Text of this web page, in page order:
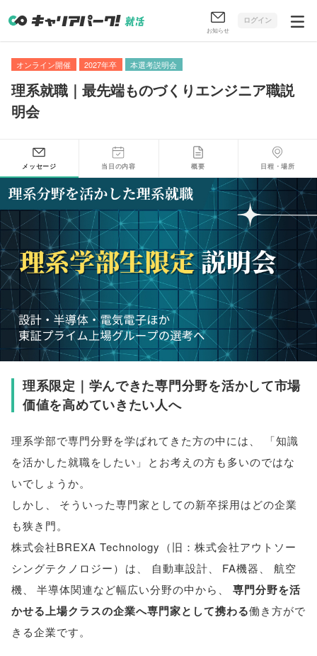
お知らせ
ログイン
オンライン開催 2027年卒 本選考説明会
理系就職｜最先端ものづくりエンジニア職説
明会
メッセージ 当日の内容 概要 日程・場所
理系限定｜学んできた専門分野を活かして市場
価値を高めていきたい人へ
理系学部で専門分野を学ばれてきた方の中には 「知識
を活かした就職をしたい 」
とお考えの方も多いのではな
いでしょうか。
しかし
そういった専門家としての新卒採用はどの企業
も狭き門。
株式会社BREXA Technology （旧：株式会社アウトソー
シングテクノロジー） は 自動車設計 FA機器
航空
機
半導体関連など幅広い分野の中から
専門分野を活
かせる上場クラスの企業へ専門家として携わる働き方がで
きる企業です。